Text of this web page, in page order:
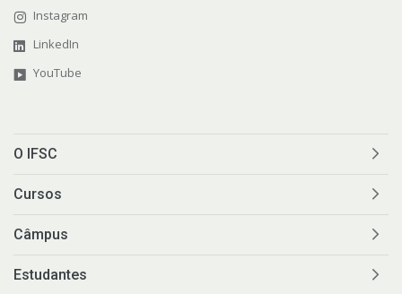
Instagram
LinkedIn
YouTube
O IFSC
Cursos
Câmpus
Estudantes